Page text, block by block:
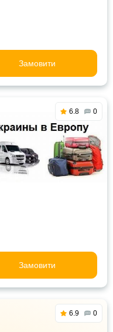
Замовити
6.8 0
Замовити
6.9 0